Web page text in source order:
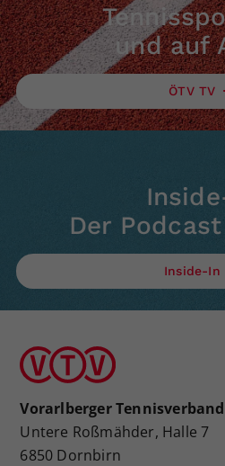
und auf
ÖTV TV
Der
Inside-In
Vorarlberger Tennisverband
Untere Roßmähder, Halle 7
6850 Dornbirn